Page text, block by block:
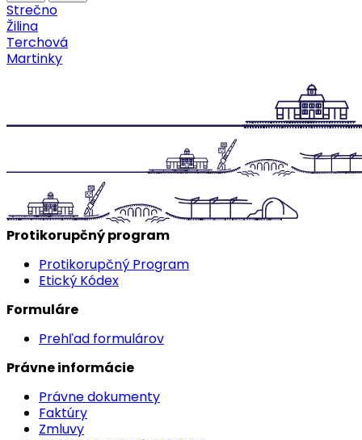
Strečno
Žilina
Terchová
Martinky
Protikorupčný program
Protikorupčný Program
Etický Kódex
Formuláre
Prehľad formulárov
Právne informácie
Právne dokumenty
Faktúry
Zmluvy